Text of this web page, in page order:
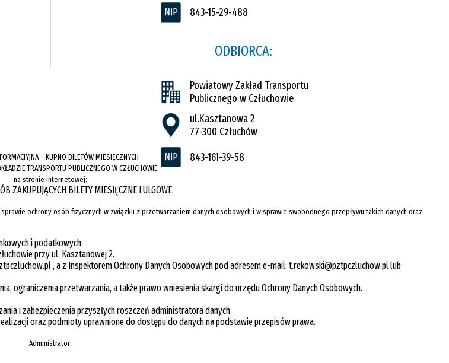
843-15-29-488
ODBIORCA:
Powiatowy Zakład Transportu
Publicznego w Człuchowie
ul.Kasztanowa 2
77-300 Człuchów
843-161-39-58
– KUPNO BILETÓW MIESIĘCZNYCH
TRANSPORTU PUBLICZNEGO W CZŁUCHOWIE
na stronie internetowej:
ZAKUPUJĄCYCH BILETY MIESIĘCZNE I ULGOWE.
ochrony osób fizycznych w związku z przetwarzaniem danych osobowych i w sprawie swobodnego przepływu takich danych oraz
i podatkowych.
przy ul. Kasztanowej 2.
, a z Inspektorem Ochrony Danych Osobowych pod adresem e-mail: t.rekowski@pztpczluchow.pl lub
ograniczenia przetwarzania, a także prawo wniesienia skargi do urzędu Ochrony Danych Osobowych.
i zabezpieczenia przyszłych roszczeń administratora danych.
oraz podmioty uprawnione do dostępu do danych na podstawie przepisów prawa.
Administrator: